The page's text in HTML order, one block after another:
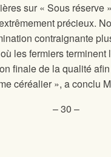
sur « Sous
précieux.
contraignante
les fermiers
finale de la qualité
céréalier », a conclu
– 30 –